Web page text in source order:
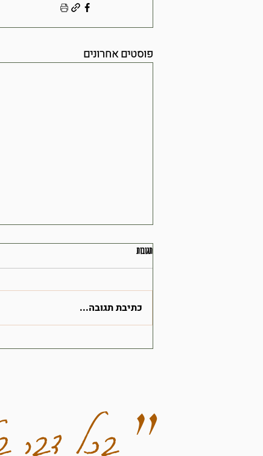
פוסטים אחרונים
תגובות
כתיבת תגובה...
״ בכל דבר